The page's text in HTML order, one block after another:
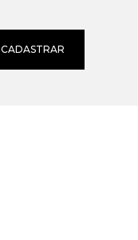
CADASTRAR